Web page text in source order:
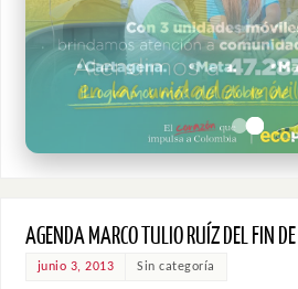
AGENDA MARCO TULIO RUÍZ DEL FIN
junio 3, 2013 Sin categoría